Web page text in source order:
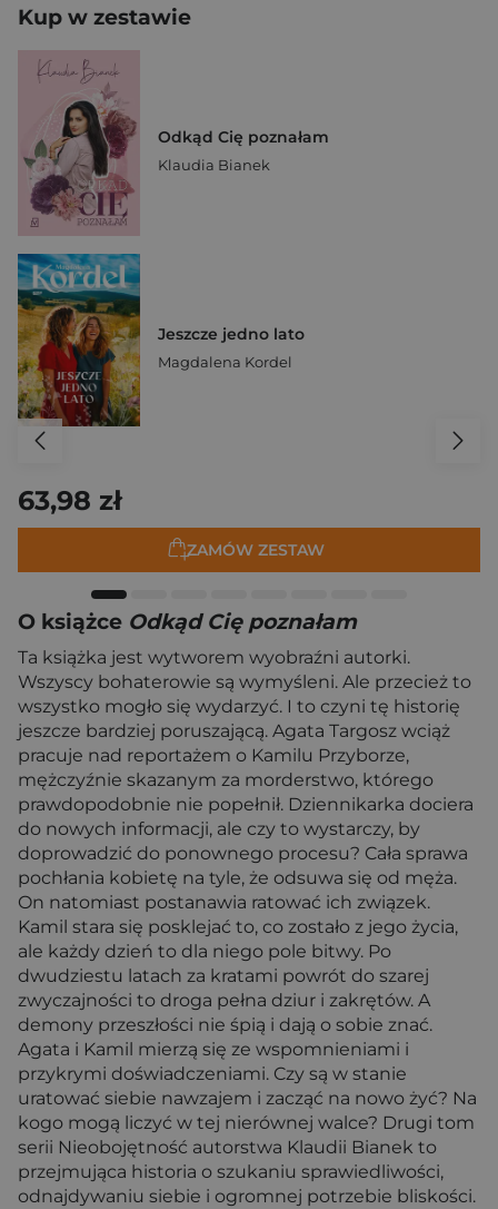
Kup w zestawie
Odkąd Cię poznałam
Klaudia Bianek
Jeszcze jedno lato
Magdalena Kordel
63,98 zł
ZAMÓW ZESTAW
O książce Odkąd Cię poznałam
Ta książka jest wytworem wyobraźni autorki.
Wszyscy bohaterowie są wymyśleni. Ale przecież to
wszystko mogło się wydarzyć. I to czyni tę historię
jeszcze bardziej poruszającą. Agata Targosz wciąż
pracuje nad reportażem o Kamilu Przyborze,
mężczyźnie skazanym za morderstwo, którego
prawdopodobnie nie popełnił. Dziennikarka dociera
do nowych informacji, ale czy to wystarczy, by
doprowadzić do ponownego procesu? Cała sprawa
pochłania kobietę na tyle, że odsuwa się od męża.
On natomiast postanawia ratować ich związek.
Kamil stara się posklejać to, co zostało z jego życia,
ale każdy dzień to dla niego pole bitwy. Po
dwudziestu latach za kratami powrót do szarej
zwyczajności to droga pełna dziur i zakrętów. A
demony przeszłości nie śpią i dają o sobie znać.
Agata i Kamil mierzą się ze wspomnieniami i
przykrymi doświadczeniami. Czy są w stanie
uratować siebie nawzajem i zacząć na nowo żyć? Na
kogo mogą liczyć w tej nierównej walce? Drugi tom
serii Nieobojętność autorstwa Klaudii Bianek to
przejmująca historia o szukaniu sprawiedliwości,
odnajdywaniu siebie i ogromnej potrzebie bliskości.